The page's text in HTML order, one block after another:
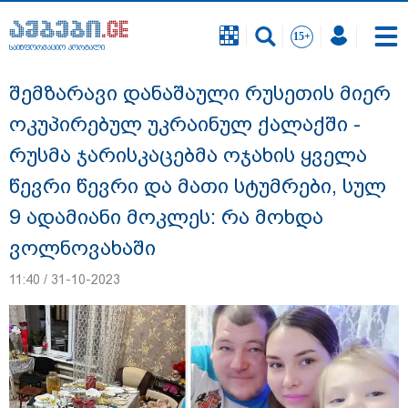
საინფორმაციო პორტალი
"12 წლის განმავლობაში ფაქტობრივად
საქმის ჩაფარცხვის ოპერაცია
მიმდინარეობდა - არის ეჭვები ვინმეს ხომ
არ მფარველობენ" - დაკარგული
საინფორმაციო პორტალი
შემზარავი დანაშაული რუსეთის მიერ
ოკუპირებულ უკრაინულ ქალაქში -
რუსმა ჯარისკაცებმა ოჯახის ყველა
წევრი წევრი და მათი სტუმრები, სულ
9 ადამიანი მოკლეს: რა მოხდა
ვოლნოვახაში
11:40 / 31-10-2023